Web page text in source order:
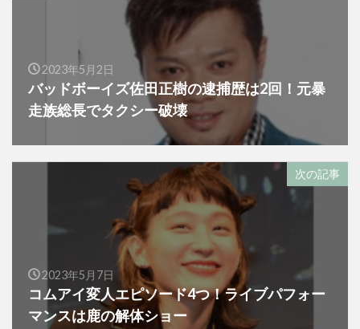
2023年5月2日
バッドボーイズ佐田正樹の逮捕歴は2回！元暴
走族総長でタクシー破壊
次の記事
2023年5月7日
コムアイ変人エピソード4つ！ライブパフォー
マンスは鹿の解体ショー